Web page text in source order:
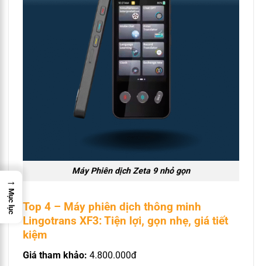
Máy Phiên dịch Zeta 9 nhỏ gọn
Top 4 – Máy phiên dịch thông minh
Lingotrans XF3: Tiện lợi, gọn nhẹ, giá tiết
kiệm
Giá tham khảo: 4.800.000đ
→
Mục lục